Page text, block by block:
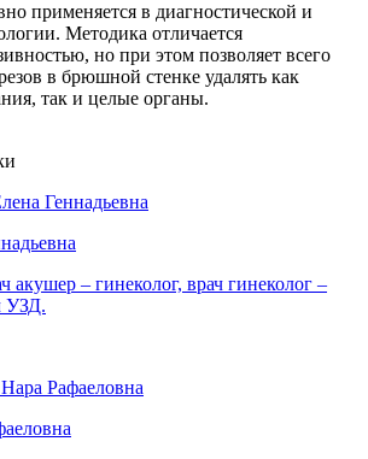
применяется в диагностической и
Методика отличается
но при этом позволяет всего
в брюшной стенке удалять как
так и целые органы.
акушер – гинеколог, врач гинеколог –
УЗД.